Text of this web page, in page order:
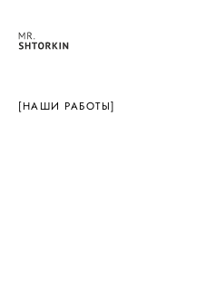
[НАШИ РАБОТЫ]